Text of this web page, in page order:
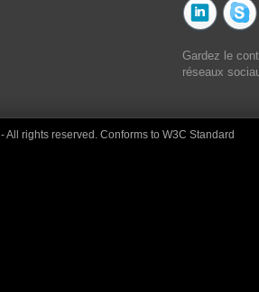
Gardez le
réseaux
- All rights reserved. Conforms to W3C Standard